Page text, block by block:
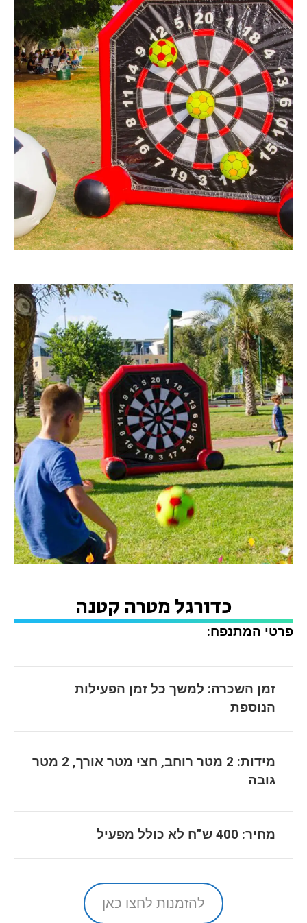
כדורגל מטרה קטנה
פרטי המתנפח:
זמן השכרה: למשך כל זמן הפעילות
הנוספת
מידות: 2 מטר רוחב, חצי מטר אורך, 2 מטר
גובה
מחיר: 400 ש”ח לא כולל מפעיל
להזמנות לחצו כאן